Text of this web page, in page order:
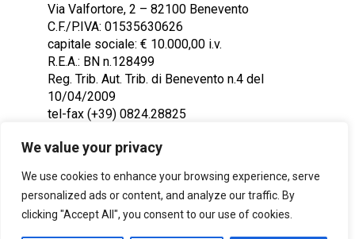
We value your privacy
We use cookies to enhance your browsing experience, serve
personalized ads or content, and analyze our traffic. By
clicking "Accept All", you consent to our use of cookies.
Via Valfortore, 2 – 82100 Benevento
C.F./P.IVA: 01535630626
capitale sociale: € 10.000,00 i.v.
R.E.A.: BN n.128499
Reg. Trib. Aut. Trib. di Benevento n.4 del
10/04/2009
tel-fax (+39) 0824.28825